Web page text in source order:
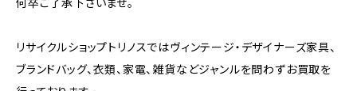
何卒ご了承下さいませ。
リサイクルショップトリノスではヴィンテージ・デザイナーズ家具、
ブランドバッグ、衣類、家電、雑貨などジャンルを問わずお買取を